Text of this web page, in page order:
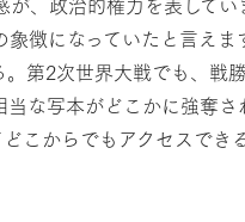
徴になっていたと言え
第2次世界大戦でも、
な写本がどこかに強奪
こからでもアクセスで